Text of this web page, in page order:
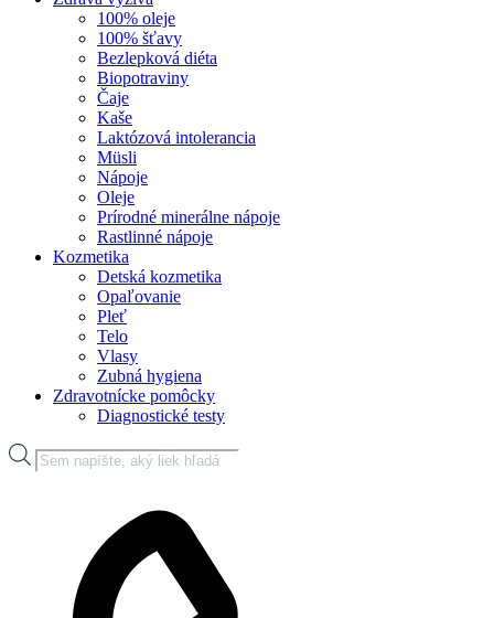
100% oleje
100% šťavy
Bezlepková diéta
Biopotraviny
Čaje
Kaše
Laktózová intolerancia
Müsli
Nápoje
Oleje
Prírodné minerálne nápoje
Rastlinné nápoje
Kozmetika
Detská kozmetika
Opaľovanie
Pleť
Telo
Vlasy
Zubná hygiena
Zdravotnícke pomôcky
Diagnostické testy
Products
search